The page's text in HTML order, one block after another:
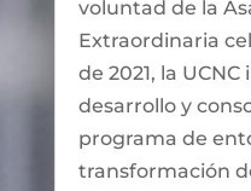
voluntad de la
Extraordinaria
de 2021, la
desarrollo y
programa de
transformación